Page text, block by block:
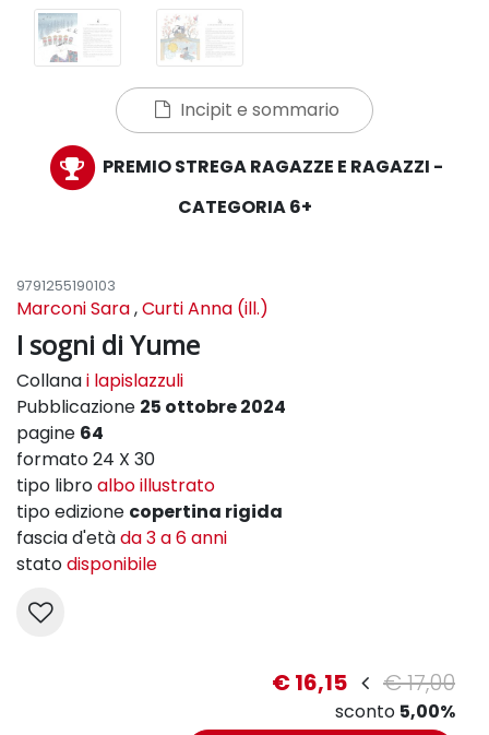
Incipit e sommario
PREMIO STREGA RAGAZZE E RAGAZZI -
CATEGORIA 6+
9791255190103
Marconi Sara,Curti Anna (ill.)
I sogni di Yume
Collanai lapislazzuli
Pubblicazione 25 ottobre 2024
pagine 64
formato 24 X 30
tipo libroalbo illustrato
tipo edizione copertina rigida
fascia d'etàda 3 a 6 anni
statodisponibile
€ 16,15 € 17,00
sconto 5,00%